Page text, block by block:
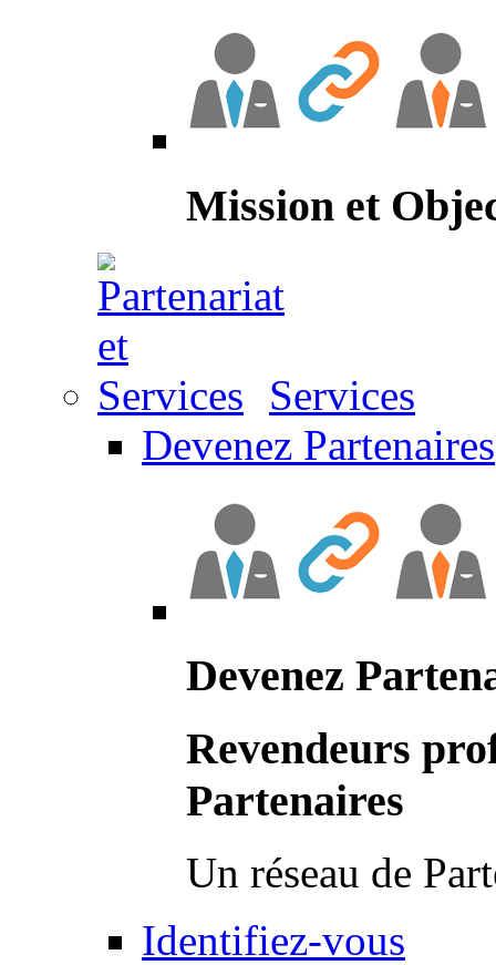
Mission et
Services
Devenez Partenaires
Devenez
Revendeurs
Partenaires
Un réseau de
Identifiez-vous